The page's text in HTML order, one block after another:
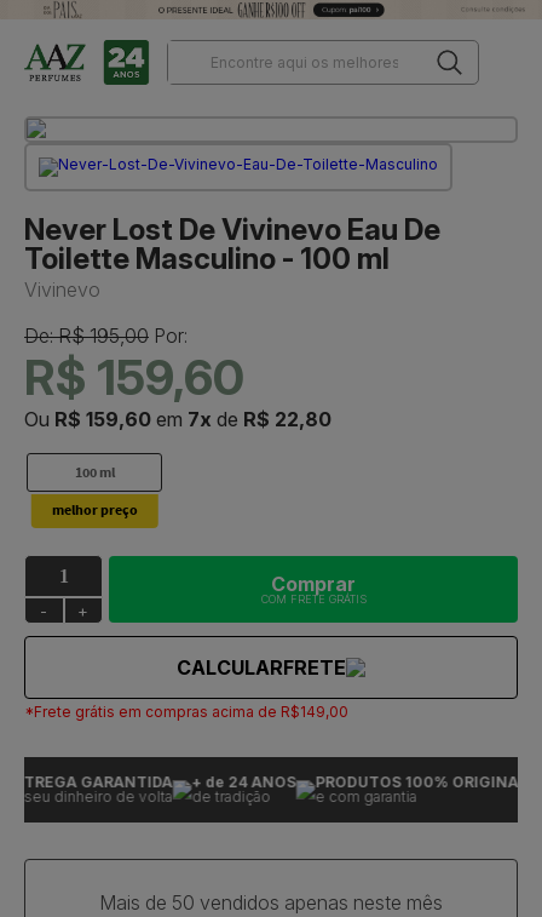
Never Lost De Vivinevo Eau De
Toilette Masculino - 100 ml
Vivinevo
De: R$ 195,00 Por:
R$ 159,60
Ou R$ 159,60 em 7x de R$ 22,80
100 ml
- +
Comprar
COM FRETE GRÁTIS
CALCULARFRETE
*Frete grátis em compras acima de R$149,00
GARANTIDA
seu dinheiro de volta
+ de 24 ANOS
de tradição
PRODUTOS 100% ORIGINAIS
e com garantia
Mais de 50 vendidos apenas neste mês